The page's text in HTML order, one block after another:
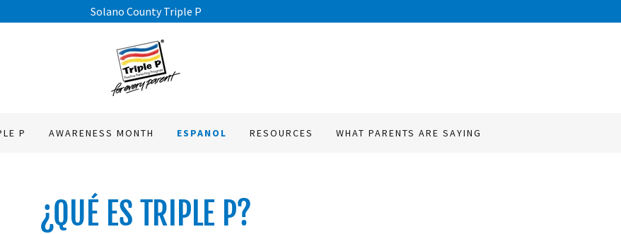
Solano County Triple P
P AWARENESS MONTH ESPANOL RESOURCES WHAT PARENTS ARE SAYING
¿QUÉ ES TRIPLE P?